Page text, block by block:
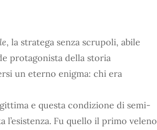
, la stratega senza scrupoli, abile
protagonista della storia
un eterno enigma: chi era
e questa condizione di semi-
l’esistenza. Fu quello il primo veleno